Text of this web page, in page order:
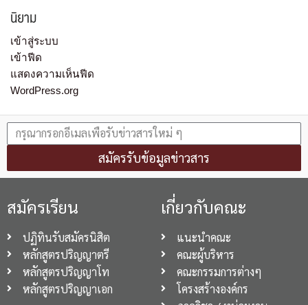
นิยาม
เข้าสู่ระบบ
เข้าฟีด
แสดงความเห็นฟีด
WordPress.org
สมัครรับข้อมูลข่าวสาร
สมัครเรียน
ปฏิทินรับสมัครนิสิต
หลักสูตรปริญญาตรี
หลักสูตรปริญญาโท
หลักสูตรปริญญาเอก
เกี่ยวกับคณะ
แนะนำคณะ
คณะผู้บริหาร
คณะกรรมการต่างๆ
โครงสร้างองค์กร